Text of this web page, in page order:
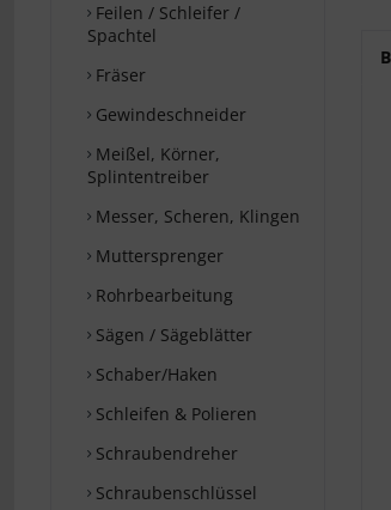
Feilen / Schleifer /
Spachtel
Fräser
Gewindeschneider
Meißel, Körner,
Splintentreiber
Messer, Scheren, Klingen
Muttersprenger
Rohrbearbeitung
Sägen / Sägeblätter
Schaber/Haken
Schleifen & Polieren
Schraubendreher
Schraubenschlüssel